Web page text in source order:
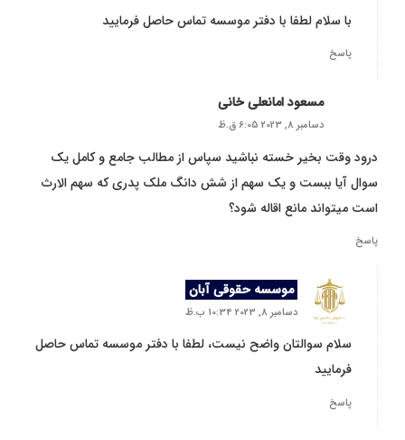
با سلام لطفا با دفتر موسسه تماس حاصل فرمایید
پاسخ
مسعود امانعلی خانی
دسامبر 8, 2023 6:05 ق.ظ
درود وقت بخیر خسته نباشید سپاس از مطالب جامع و کامل یک
سوال آیا ببست و یک سهم از شش دانگ ملک پدری که سهم الارث
است میتواند مانع اقاله شود؟
پاسخ
موسسه حقوقی آبان
دسامبر 8, 2023 10:34 ب.ظ
سلام سوالتان واضح نیست، لطفا با دفتر موسسه تماس حاصل
فرمایید
پاسخ